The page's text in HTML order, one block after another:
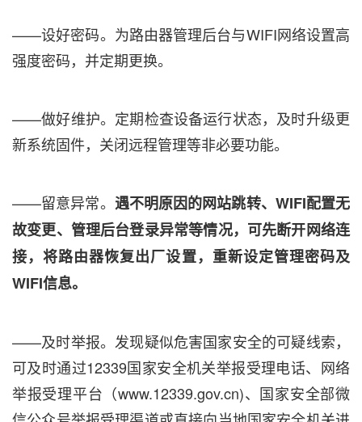
——设好密码。为路由器管理后台与WIFI网络设置高
强度密码，并定期更换。
——做好维护。定期检查设备运行状态，及时升级更
新系统固件，关闭远程管理等非必要功能。
——留意异常。 遇不明原因的网站跳转、WIFI配置无
故变更、管理后台登录异常等情况，可先断开网络连
接，将路由器恢复出厂设置，重新设定管理密码及
WIFI信息。
——及时举报。发现疑似危害国家安全的可疑线索，
可及时通过12339国家安全机关举报受理电话、网络
举报受理平台（www.12339.gov.cn)、国家安全部微